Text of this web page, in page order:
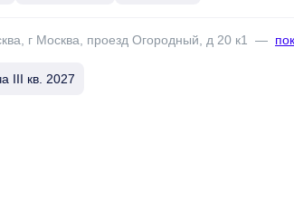
г Москва, проезд Огородный, д 20 к1 —
III кв. 2027